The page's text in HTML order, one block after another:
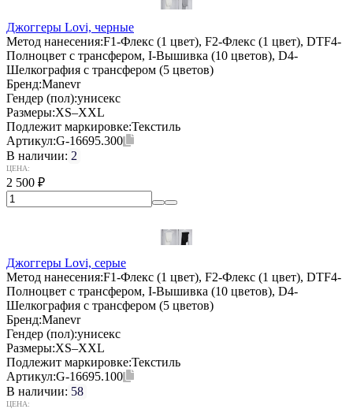
Джоггеры Lovi, черные
Метод нанесения:F1-Флекс (1 цвет), F2-Флекс (1 цвет), DTF4-
Полноцвет с трансфером, I-Вышивка (10 цветов), D4-
Шелкография с трансфером (5 цветов)
Бренд:Manevr
Гендер (пол):унисекс
Размеры:XS–XXL
Подлежит маркировке:Текстиль
Артикул:G-16695.300
В наличии: 2
ЦЕНА:
2 500 ₽
Джоггеры Lovi, серые
Метод нанесения:F1-Флекс (1 цвет), F2-Флекс (1 цвет), DTF4-
Полноцвет с трансфером, I-Вышивка (10 цветов), D4-
Шелкография с трансфером (5 цветов)
Бренд:Manevr
Гендер (пол):унисекс
Размеры:XS–XXL
Подлежит маркировке:Текстиль
Артикул:G-16695.100
В наличии: 58
ЦЕНА: